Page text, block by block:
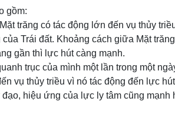
gồm:
trăng có tác động lớn đến vụ thủy
Trái đất. Khoảng cách giữa Mặt
gần thì lực hút càng mạnh.
trục của mình một lần trong một
vụ thủy triều vì nó tác động đến lực
hiệu ứng của lực ly tâm cũng